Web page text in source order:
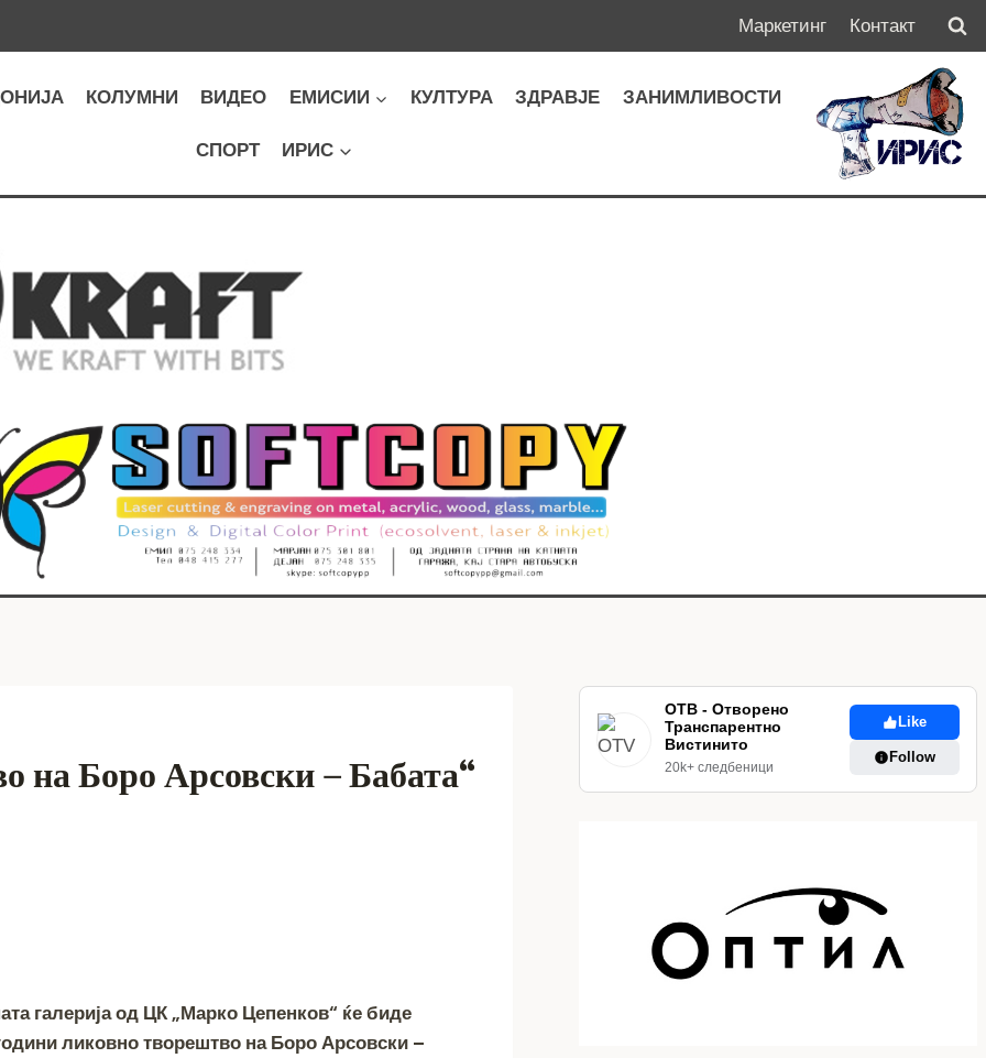
Маркетинг Контакт
КОЛУМНИ ВИДЕО ЕМИСИИ КУЛТУРА ЗДРАВЈЕ ЗАНИМЛИВОСТИ
СПОРТ ИРИС
на Боро Арсовски – Бабата“
галерија од ЦК „Марко Цепенков“ ќе биде
ликовно творештво на Боро Арсовски –
ОТВ - Отворено
Транспарентно
Вистинито
20k+ следбеници
Like
Follow